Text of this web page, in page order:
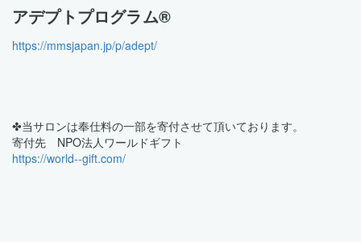
アデプトプログラム®
https://mmsjapan.jp/p/adept/
✤当サロンは奉仕料の一部を寄付させて頂いております。
寄付先 NPO法人ワールドギフト
https://world--gift.com/